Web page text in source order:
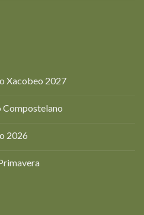
Xacobeo 2027
Compostelano
2026